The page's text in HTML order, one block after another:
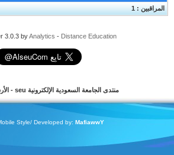
المراقبين : 1
3.0.3 byAnalytics -Distance Education
منتدى الجامعة السعودية الإلكترونية seu -
Mobile Style/ Developed by:MafiawwY